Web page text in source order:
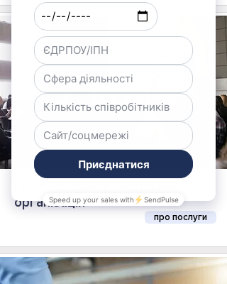
організацій
про послуги